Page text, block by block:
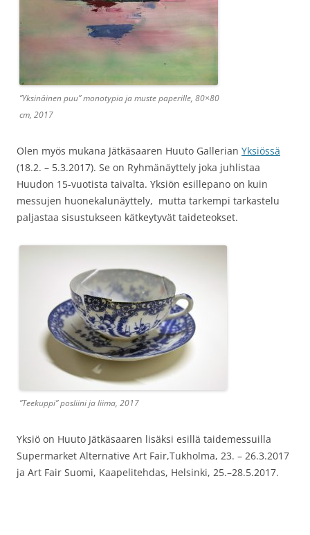
”Yksinäinen puu” monotypia ja muste paperille, 80×80
cm, 2017
Olen myös mukana Jätkäsaaren Huuto Gallerian Yksiössä
(18.2. – 5.3.2017). Se on Ryhmänäyttely joka juhlistaa
Huudon 15-vuotista taivalta. Yksiön esillepano on kuin
messujen huonekalunäyttely, mutta tarkempi tarkastelu
paljastaa sisustukseen kätkeytyvät taideteokset.
”Teekuppi” posliini ja liima, 2017
Yksiö on Huuto Jätkäsaaren lisäksi esillä taidemessuilla
Supermarket Alternative Art Fair,Tukholma, 23. – 26.3.2017
ja Art Fair Suomi, Kaapelitehdas, Helsinki, 25.–28.5.2017.